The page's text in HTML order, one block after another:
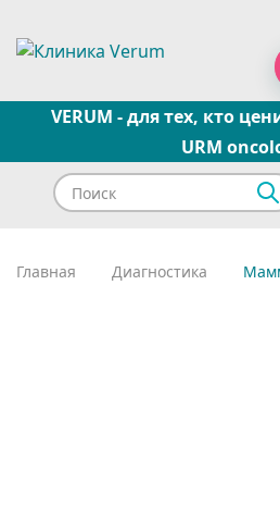
VERUM - для тех, кто
URM
Главная Диагностика